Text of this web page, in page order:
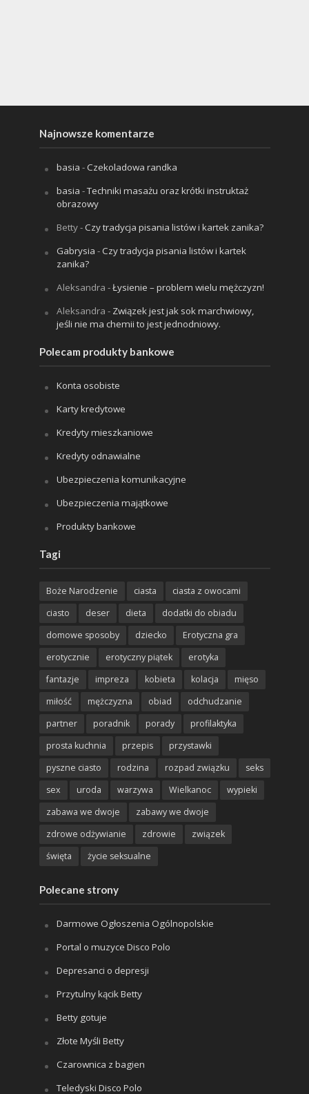
Najnowsze komentarze
basia -Czekoladowa randka
basia -Techniki masażu oraz krótki instruktaż
obrazowy
Betty-Czy tradycja pisania listów i kartek zanika?
Gabrysia -Czy tradycja pisania listów i kartek
zanika?
Aleksandra -Łysienie – problem wielu mężczyzn!
Aleksandra - Związek jest jak sok marchwiowy,
jeśli nie ma chemii to jest jednodniowy.
Polecam produkty bankowe
Konta osobiste
Karty kredytowe
Kredyty mieszkaniowe
Kredyty odnawialne
Ubezpieczenia komunikacyjne
Ubezpieczenia majątkowe
Produkty bankowe
Tagi
Boże Narodzenie ciasta
ciasta z owocami
ciasto
deser dieta
dodatki do obiadu
domowe sposoby
dziecko
Erotyczna gra
erotycznie
erotyczny piątek
erotyka
fantazje
impreza kobieta kolacja
mięso
miłość
mężczyzna obiad
odchudzanie
partner
poradnik porady
profilaktyka
prosta kuchnia
przepis
przystawki
pyszne ciasto
rodzina rozpad związku
seks
sex
uroda warzywa Wielkanoc
wypieki
zabawa we dwoje
zabawy we dwoje
zdrowe odżywianie
zdrowie
związek
święta
życie seksualne
Polecane strony
Darmowe Ogłoszenia Ogólnopolskie
Portal o muzyce Disco Polo
Depresanci o depresji
Przytulny kącik Betty
Betty gotuje
Złote Myśli Betty
Czarownica z bagien
Teledyski Disco Polo